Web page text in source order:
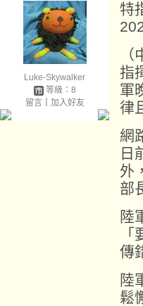
Luke-Skywalker
等級：8
留言｜ 加入好友
特
指
軍
律
網
日
外
部
陸
傳
陸
鬆